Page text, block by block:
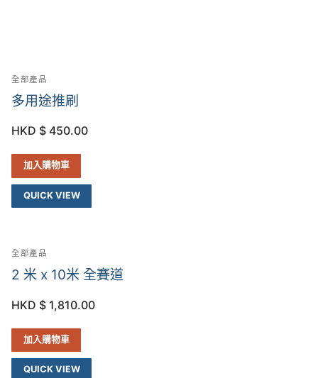
全部產品
多用途推刷
HKD $ 450.00
加入購物車
QUICK VIEW
全部產品
2 米 x 10米 全賽道
HKD $ 1,810.00
加入購物車
QUICK VIEW